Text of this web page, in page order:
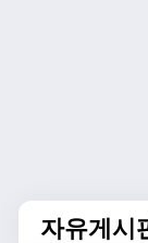
자유게시